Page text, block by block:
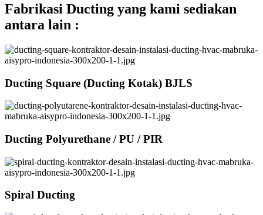
Fabrikasi Ducting yang kami sediakan
antara lain :
Ducting Square (Ducting Kotak) BJLS
Ducting Polyurethane / PU / PIR
Spiral Ducting